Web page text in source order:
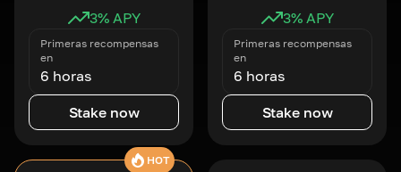
3% APY
Primeras recompensas
en
6 horas
Stake now
3% APY
Primeras recompensas
en
6 horas
Stake now
HOT